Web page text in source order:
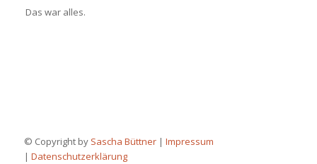
Das war alles.
© Copyright by Sascha Büttner| Impressum
| Datenschutzerklärung